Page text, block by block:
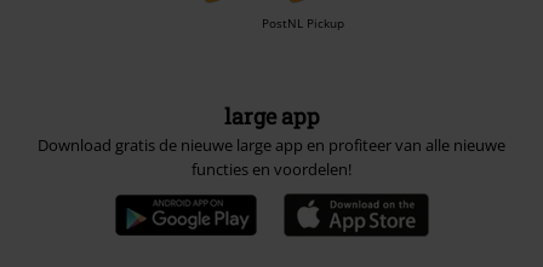
PostNL Pickup
large app
Download gratis de nieuwe large app en profiteer van alle nieuwe
functies en voordelen!